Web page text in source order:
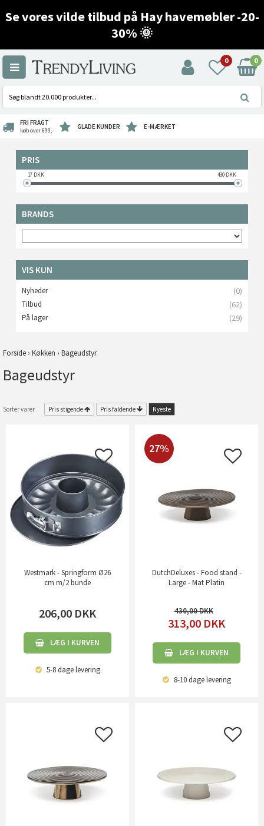
Se vores vilde tilbud på Hay havemøbler -20-
30% 🌞
0 0
FRI FRAGT
køb over 699,- GLADE KUNDER E-MÆRKET
PRIS
17DKK 430DKK
BRANDS
VIS KUN
Nyheder (0)
Tilbud (62)
På lager (29)
Forside › Køkken › Bageudstyr
Bageudstyr
Sorter varer Pris stigende Pris faldende Nyeste
Westmark - Springform Ø26
cm m/2 bunde
206,00 DKK
LÆG I KURVEN
5-8 dagelevering
27%
DutchDeluxes - Food stand -
Large - Mat Platin
430,00
313,00 DKK
LÆG I KURVEN
8-10 dagelevering